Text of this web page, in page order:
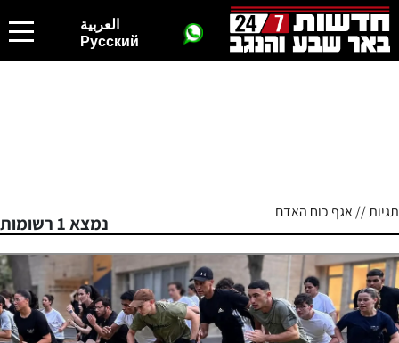
العربية
Русский
תגיות // אגף כוח האדם
נמצא 1 רשומות